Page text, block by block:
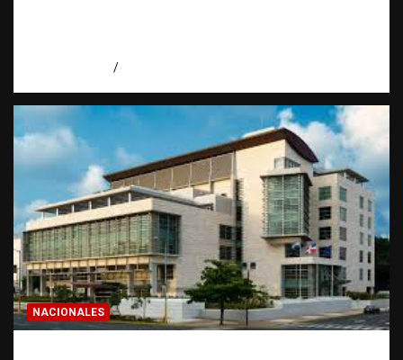
NACIONALES